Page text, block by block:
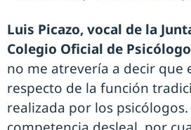
Luis Picazo, vocal de la
Colegio Oficial de
no me atrevería a decir que
respecto de la función
realizada por los psicólogos.